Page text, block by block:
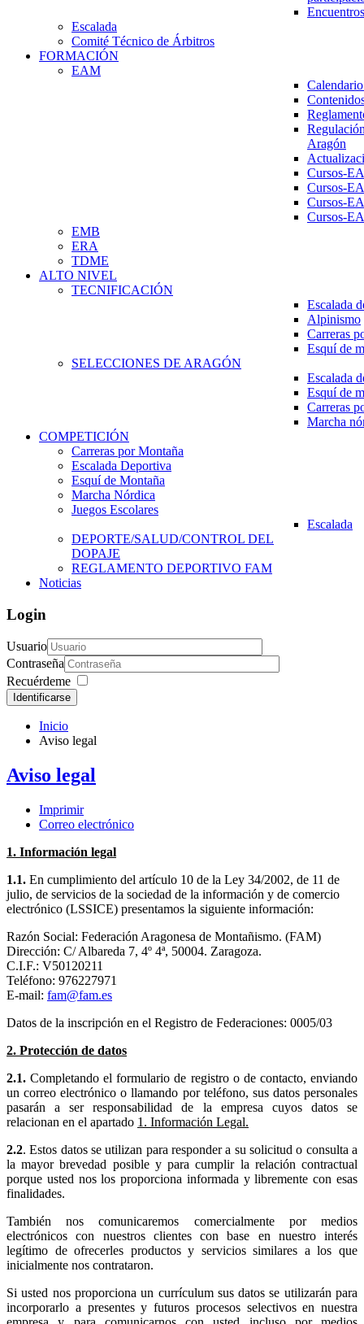
Escalada
Comité Técnico de Árbitros
FORMACIÓN
EAM
Aragón
Cursos-
Cursos-
Cursos-
Cursos-
EMB
ERA
TDME
ALTO NIVEL
TECNIFICACIÓN
Escalada
Alpinismo
Carreras
Esquí de
SELECCIONES DE ARAGÓN
Escalada
Esquí de
Carreras
Marcha
COMPETICIÓN
Carreras por Montaña
Escalada Deportiva
Esquí de Montaña
Marcha Nórdica
Juegos Escolares
Escalada
DEPORTE/SALUD/CONTROL DEL
DOPAJE
REGLAMENTO DEPORTIVO FAM
Noticias
Login
Usuario
Contraseña
Recuérdeme
Identificarse
Inicio
Aviso legal
Aviso legal
Imprimir
Correo electrónico
1. Información legal
1.1. En cumplimiento del artículo 10 de la Ley 34/2002, de 11 de
julio, de servicios de la sociedad de la información y de comercio
electrónico (LSSICE) presentamos la siguiente información:
Razón Social: Federación Aragonesa de Montañismo. (FAM)
Dirección: C/ Albareda 7, 4º 4ª, 50004. Zaragoza.
C.I.F.: V50120211
Teléfono: 976227971
E-mail: fam@fam.es
Datos de la inscripción en el Registro de Federaciones: 0005/03
2. Protección de datos
2.1. Completando el formulario de registro o de contacto, enviando
un correo electrónico o llamando por teléfono, sus datos personales
pasarán a ser responsabilidad de la empresa cuyos datos se
relacionan en el apartado 1. Información Legal.
2.2. Estos datos se utilizan para responder a su solicitud o consulta a
la mayor brevedad posible y para cumplir la relación contractual
porque usted nos los proporciona informada y libremente con esas
finalidades.
También nos comunicaremos comercialmente por medios
electrónicos con nuestros clientes con base en nuestro interés
legítimo de ofrecerles productos y servicios similares a los que
inicialmente nos contrataron.
Si usted nos proporciona un currículum sus datos se utilizarán para
incorporarlo a presentes y futuros procesos selectivos en nuestra